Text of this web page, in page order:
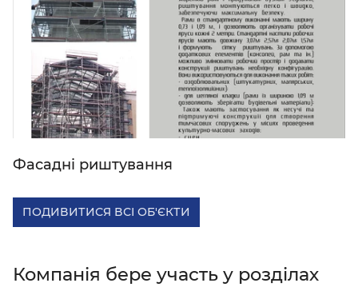
Фасадні риштування
ПОДИВИТИСЯ ВСІ ОБ'ЄКТИ
Компанія бере участь у розділах